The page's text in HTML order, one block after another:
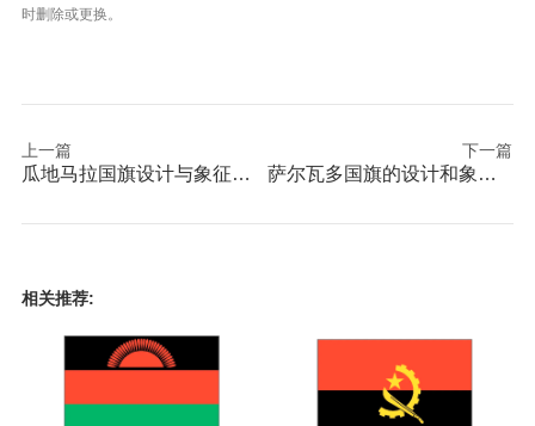
时删除或更换。
上一篇
瓜地马拉国旗设计与象征意义国旗
下一篇
萨尔瓦多国旗的设计和象征意义
相关推荐: